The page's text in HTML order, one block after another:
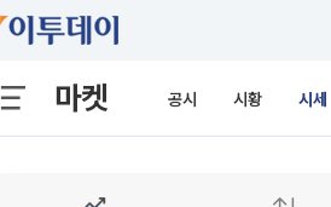
마켓 공시 시황 시세